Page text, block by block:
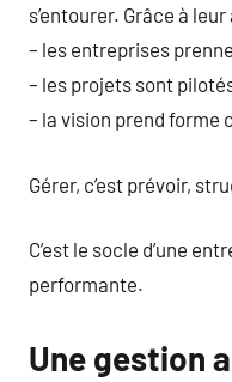
s’entourer. Grâce à
– les entreprises
– les projets sont
– la vision prend forme
Gérer, c’est prévoir,
C’est le socle d’une
performante.
Une gestion